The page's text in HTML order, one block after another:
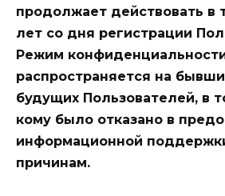
продолжает действовать в
лет со дня регистрации
Режим
распространяется на
будущих Пользователей, в
кому было отказано в
информационной
причинам.